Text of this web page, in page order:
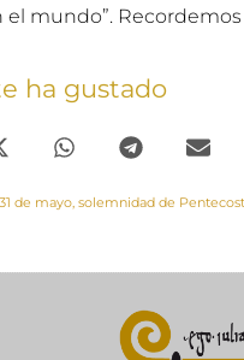
el mundo”.
ha gustado